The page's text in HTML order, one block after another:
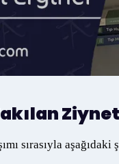
sırasıyla aşağıdaki